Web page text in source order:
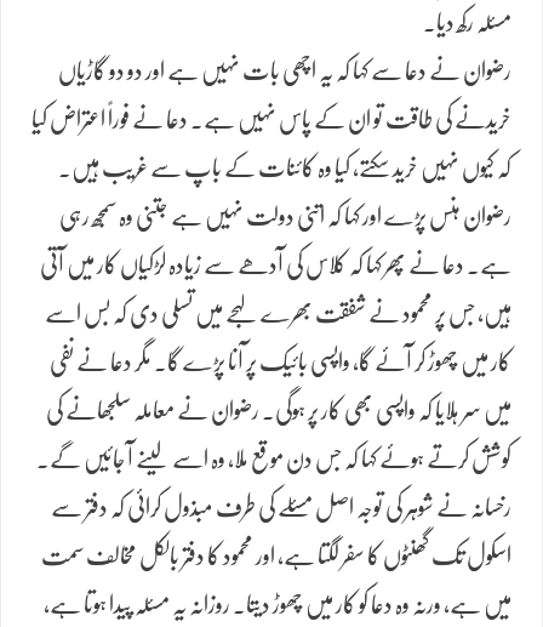
مسئلہ رکھ دیا۔
رضوان نے دعا سے کہا کہ یہ اچھی بات نہیں ہے اور دو دو گاڑیاں
خریدنے کی طاقت تو ان کے پاس نہیں ہے۔ دعا نے فوراً اعتراض کیا
کہ کیوں نہیں خرید سکتے، کیا وہ کائنات کے باپ سے غریب ہیں۔
رضوان ہنس پڑے اور کہا کہ اتنی دولت نہیں ہے جتنی وہ سمجھ رہی
ہے۔ دعا نے پھر کہا کہ کلاس کی آدھے سے زیادہ لڑکیاں کار میں آتی
ہیں، جس پر محمود نے شفقت بھرے لہجے میں تسلی دی کہ بس اسے
کار میں چھوڑ کر آئے گا، واپسی بائیک پر آنا پڑے گا۔ مگر دعا نے نفی
میں سر ہلایا کہ واپسی بھی کار پر ہوگی۔ رضوان نے معاملہ سلجھانے کی
کوشش کرتے ہوئے کہا کہ جس دن موقع ملا، وہ اسے لینے آ جائیں گے۔
رخسانہ نے شوہر کی توجہ اصل مسئلے کی طرف مبذول کرائی کہ دفتر سے
اسکول تک گھنٹوں کا سفر لگتا ہے، اور محمود کا دفتر بالکل مخالف سمت
میں ہے، ورنہ وہ دعا کو کار میں چھوڑ دیتا۔ روزانہ یہ مسئلہ پیدا ہوتا ہے،